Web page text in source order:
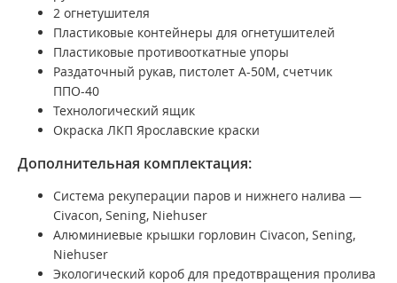
2 огнетушителя
Пластиковые контейнеры для огнетушителей
Пластиковые противооткатные упоры
Раздаточный рукав, пистолет А-50М, счетчик
ППО-40
Технологический ящик
Окраска ЛКП Ярославские краски
Дополнительная комплектация:
Система рекуперации паров и нижнего налива —
Civacon, Sening, Niehuser
Алюминиевые крышки горловин Civacon, Sening,
Niehuser
Экологический короб для предотвращения пролива